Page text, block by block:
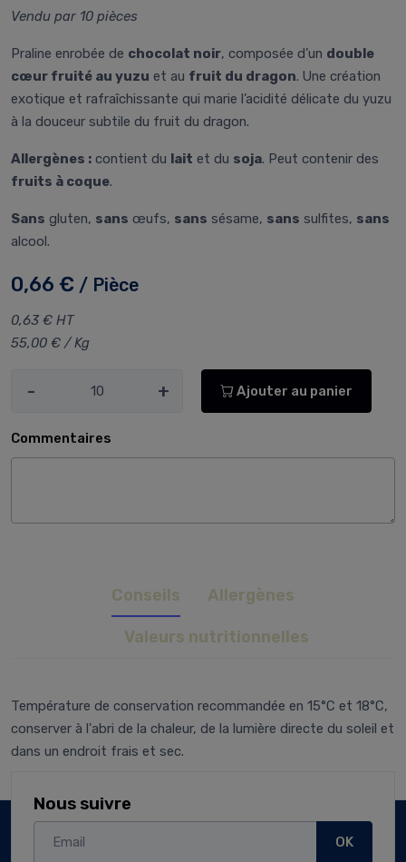
Vendu par 10 pièces
Praline enrobée de chocolat noir, composée d’un double
cœur fruité au yuzu et au fruit du dragon. Une création
exotique et rafraîchissante qui marie l’acidité délicate du yuzu
à la douceur subtile du fruit du dragon.
Allergènes : contient du lait et du soja. Peut contenir des
fruits à coque.
Sans gluten, sans œufs, sans sésame, sans sulfites, sans
alcool.
0,66 € / Pièce
0,63 € HT
55,00 € / Kg
- + Ajouter au panier
Commentaires
Conseils Allergènes
Valeurs nutritionnelles
Température de conservation recommandée en 15°C et 18°C,
conserver à l'abri de la chaleur, de la lumière directe du soleil et
dans un endroit frais et sec.
Nous suivre
OK